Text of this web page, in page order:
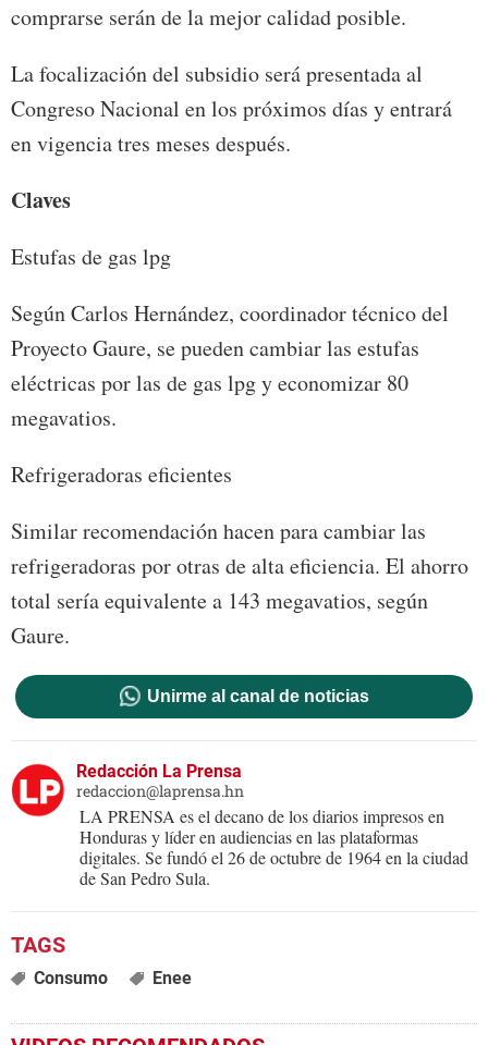
comprarse serán de la mejor calidad posible.
La focalización del subsidio será presentada al
Congreso Nacional en los próximos días y entrará
en vigencia tres meses después.
Claves
Estufas de gas lpg
Según Carlos Hernández, coordinador técnico del
Proyecto Gaure, se pueden cambiar las estufas
eléctricas por las de gas lpg y economizar 80
megavatios.
Refrigeradoras eficientes
Similar recomendación hacen para cambiar las
refrigeradoras por otras de alta eficiencia. El ahorro
total sería equivalente a 143 megavatios, según
Gaure.
Unirme al canal de noticias
Redacción La Prensa
redaccion@laprensa.hn
LA PRENSA es el decano de los diarios impresos en
Honduras y líder en audiencias en las plataformas
digitales. Se fundó el 26 de octubre de 1964 en la ciudad
de San Pedro Sula.
Consumo Enee